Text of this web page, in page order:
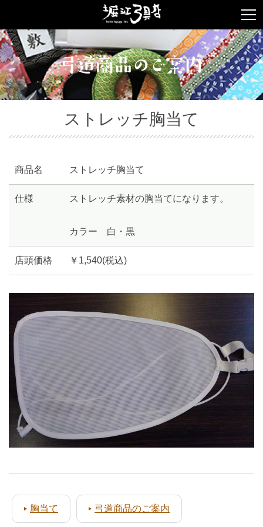
ストレッチ胸当て
商品名 ストレッチ胸当て
仕様 ストレッチ素材の胸当てになります。
カラー 白・黒
店頭価格 ￥1,540(税込)
胸当て 弓道商品のご案内